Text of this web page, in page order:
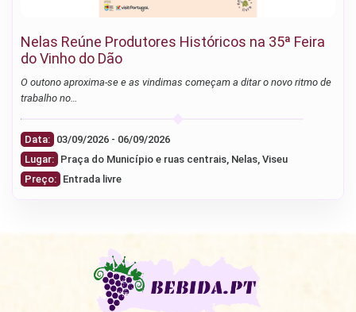
Nelas Reúne Produtores Históricos na 35ª Feira
do Vinho do Dão
O outono aproxima-se e as vindimas começam a ditar o novo ritmo de
trabalho no…
Data:
03/09/2026 - 06/09/2026
Lugar: Praça do Município e ruas centrais, Nelas, Viseu
Preço: Entrada livre